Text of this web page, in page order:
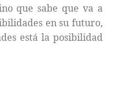
que sabe que va a
en su futuro,
está la posibilidad